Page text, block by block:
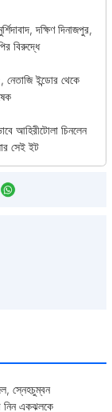
স্নেহচুম্বন
নিন একঝলকে
দক্ষিণ দিনাজপুর,
বিরুদ্ধে
ইন্ডোর থেকে
চিনলেন
সেই ইট